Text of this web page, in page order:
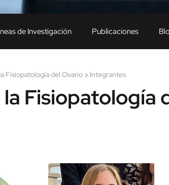
de Investigación Publicaciones
Fisiopatología del Ovario» Integrantes
Fisiopatología